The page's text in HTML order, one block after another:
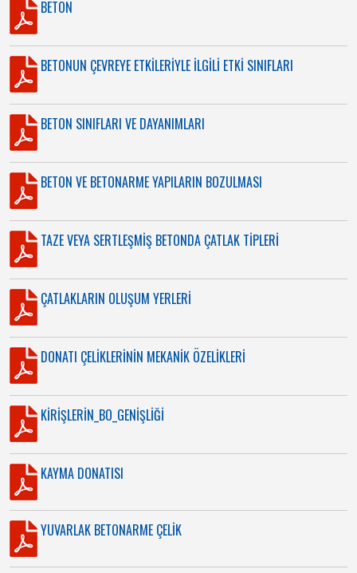
BETON
BETONUN ÇEVREYE ETKİLERİYLE İLGİLİ ETKİ SINIFLARI
BETON SINIFLARI VE DAYANIMLARI
BETON VE BETONARME YAPILARIN BOZULMASI
TAZE VEYA SERTLEŞMİŞ BETONDA ÇATLAK TİPLERİ
ÇATLAKLARIN OLUŞUM YERLERİ
DONATI ÇELİKLERİNİN MEKANİK ÖZELİKLERİ
KİRİŞLERİN_BO_GENİŞLİĞİ
KAYMA DONATISI
YUVARLAK BETONARME ÇELİK